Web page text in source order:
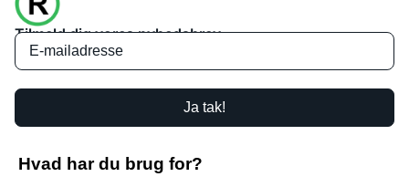
Tilmeld dig vores nyhedsbrev
Ja tak!
Hvad har du brug for?